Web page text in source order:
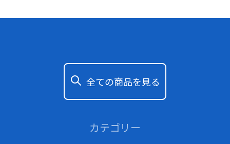
全ての商品を見る
カテゴリー